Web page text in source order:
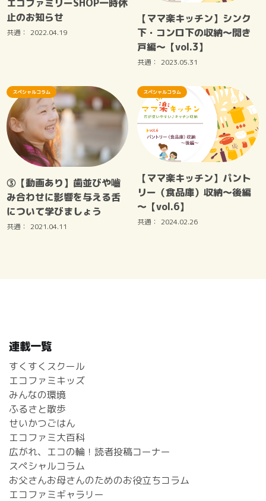
エコファミリーSHOP一時休
止のお知らせ
共通： 2022.04.19
【ママ楽キッチン】シンク
下・コンロ下の収納～開き
戸編～【vol.3】
共通： 2023.05.31
③【動画あり】歯並びや嚙
み合わせに影響を与える舌
について学びましょう
共通： 2021.04.11
スペシャルコラム
【ママ楽キッチン】パント
リー（食品庫）収納～後編
～【vol.6】
共通： 2024.02.26
スペシャルコラム
連載一覧
すくすくスクール
エコファミキッズ
みんなの環境
ふるさと散歩
せいかつごはん
エコファミ大百科
広がれ、エコの輪！読者投稿コーナー
スペシャルコラム
お父さんお母さんのためのお役立ちコラム
エコファミギャラリー